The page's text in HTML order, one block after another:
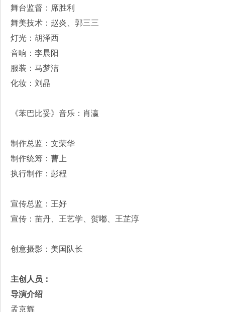
舞台监督：席胜利
舞美技术：赵炎、郭三三
灯光：胡泽西
音响：李晨阳
服装：马梦洁
化妆：刘晶
《苯巴比妥》音乐：肖瀛
制作总监：文荣华
制作统筹：曹上
执行制作：彭程
宣传总监：王好
宣传：苗丹、王艺学、贺嘟、王芷淳
创意摄影：美国队长
主创人员：
导演介绍
孟京辉